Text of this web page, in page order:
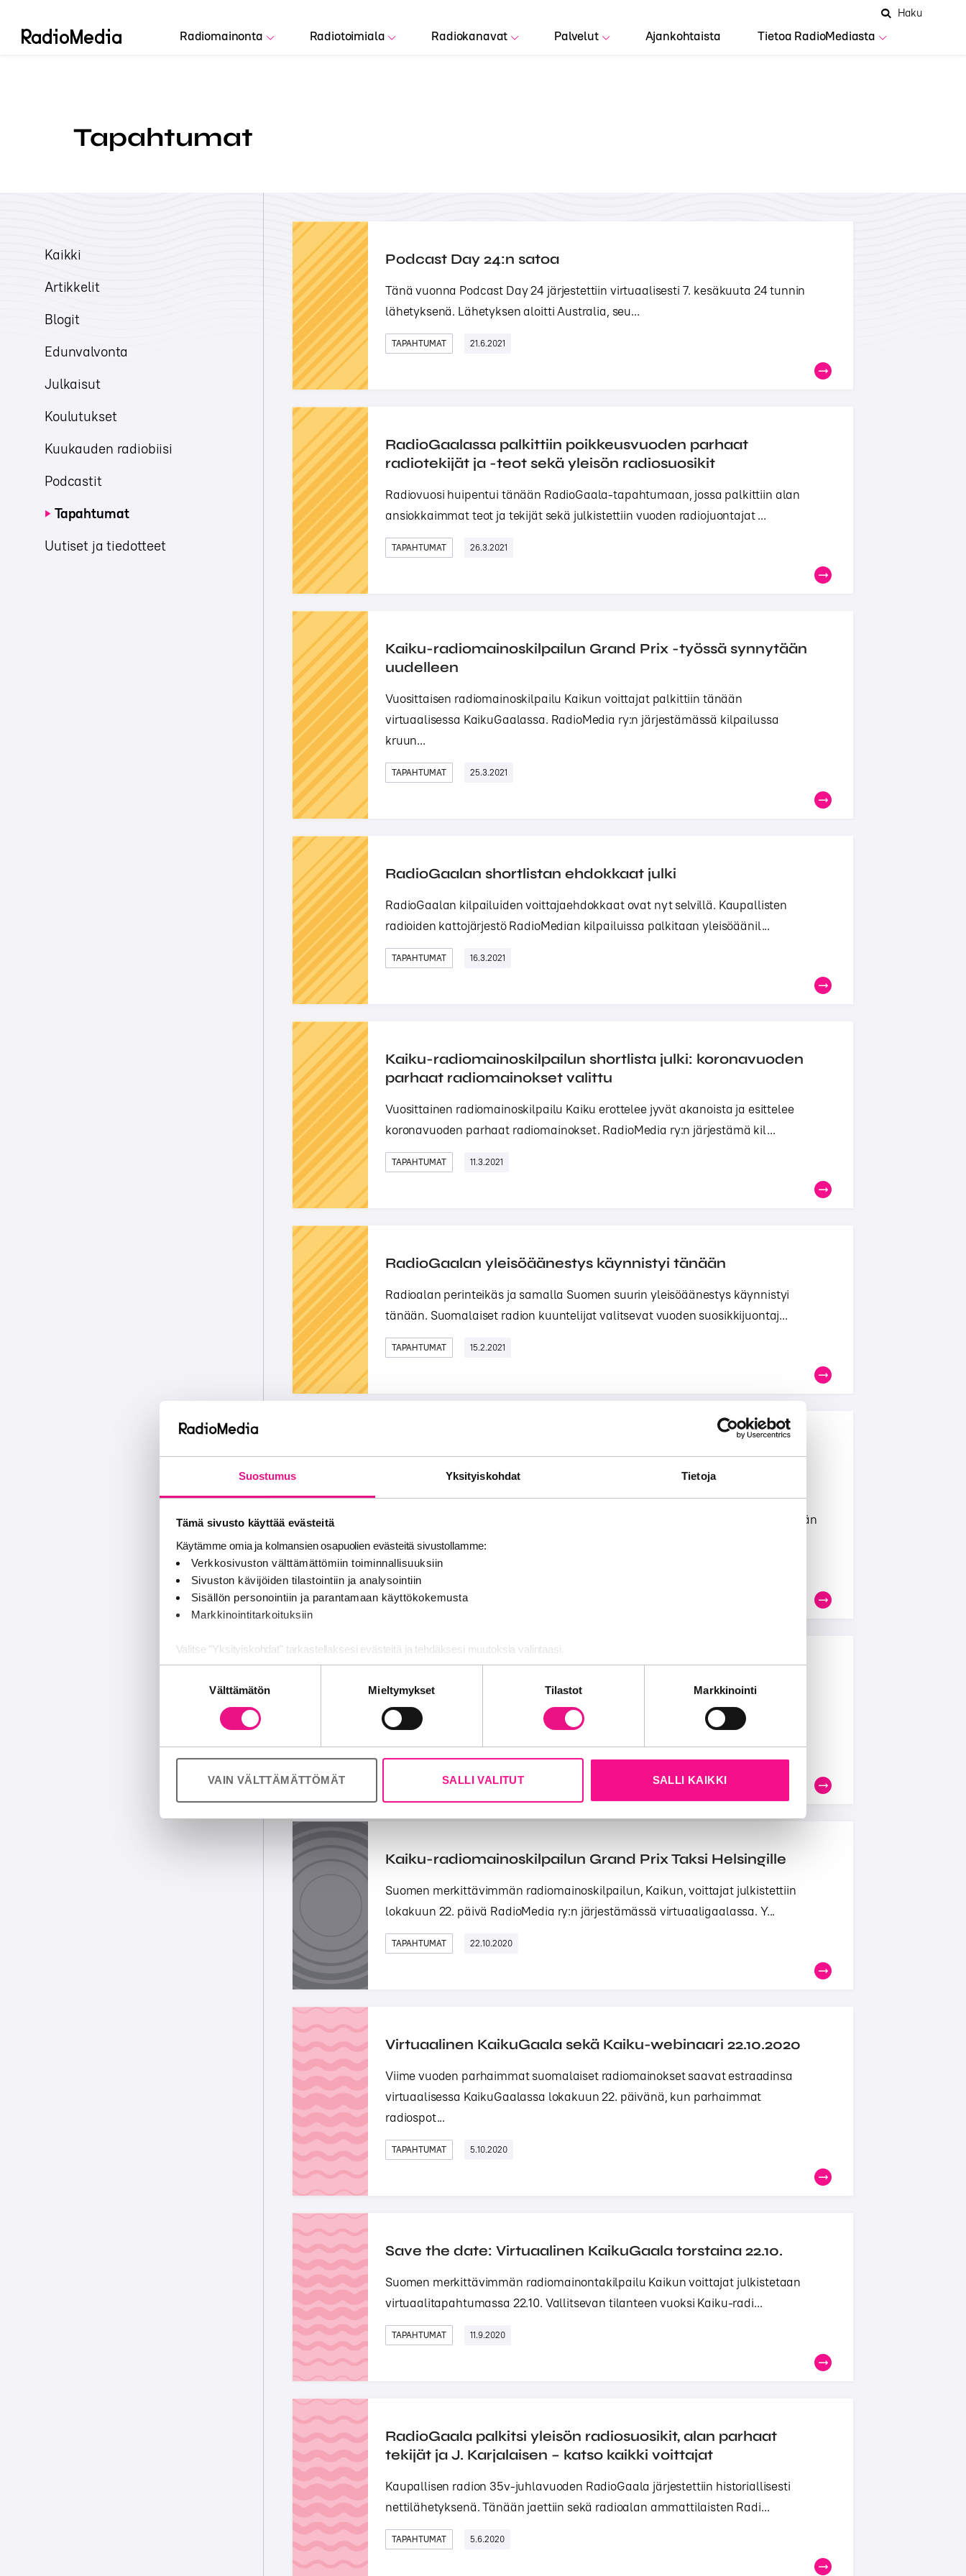
Suostumus Yksityiskohdat Tietoja
Tämä sivusto käyttää evästeitä
Käytämme omia ja kolmansien osapuolien evästeitä sivustollamme:
Verkkosivuston välttämättömiin toiminnallisuuksiin
Sivuston kävijöiden tilastointiin ja analysointiin
Sisällön personointiin ja parantamaan käyttökokemusta
Markkinointitarkoituksiin
Valitse "Yksityiskohdat" tarkastellaksesi evästeitä ja tehdäksesi muutoksia valintaasi.
Jaamme sosiaalisen median, mainosalan ja analytiikka-alan kumppaneillemme tietoja siitä, miten käytät sivustoamme.
palvelujaan (esim. Google).
Välttämätön Mieltymykset Tilastot Markkinointi
VAIN VÄLTTÄMÄTTÖMÄT SALLI VALITUT SALLI KAIKKI
Radiomainonta Radiotoimiala Radiokanavat Palvelut Ajankohtaista Tietoa RadioMediasta
AvaaHaku
Hae
Tapahtumat
Kaikki
Artikkelit
Blogit
Edunvalvonta
Julkaisut
Koulutukset
Kuukauden radiobiisi
Podcastit
Tapahtumat
Uutiset ja tiedotteet
Podcast Day 24:n satoa
Tänä vuonna Podcast Day 24 järjestettiin virtuaalisesti 7. kesäkuuta 24 tunnin
lähetyksenä. Lähetyksen aloitti Australia, seu...
TAPAHTUMAT 21.6.2021
RadioGaalassa palkittiin poikkeusvuoden parhaat
radiotekijät ja -teot sekä yleisön radiosuosikit
Radiovuosi huipentui tänään RadioGaala-tapahtumaan, jossa palkittiin alan
ansiokkaimmat teot ja tekijät sekä julkistettiin vuoden radiojuontajat ...
TAPAHTUMAT 26.3.2021
Kaiku-radiomainoskilpailun Grand Prix -työssä synnytään
uudelleen
Vuosittaisen radiomainoskilpailu Kaikun voittajat palkittiin tänään
virtuaalisessa KaikuGaalassa. RadioMedia ry:n järjestämässä kilpailussa
kruun...
TAPAHTUMAT 25.3.2021
RadioGaalan shortlistan ehdokkaat julki
RadioGaalan kilpailuiden voittajaehdokkaat ovat nyt selvillä. Kaupallisten
radioiden kattojärjestö RadioMedian kilpailuissa palkitaan yleisöäänil...
TAPAHTUMAT 16.3.2021
Kaiku-radiomainoskilpailun shortlista julki: koronavuoden
parhaat radiomainokset valittu
Vuosittainen radiomainoskilpailu Kaiku erottelee jyvät akanoista ja esittelee
koronavuoden parhaat radiomainokset. RadioMedia ry:n järjestämä kil...
TAPAHTUMAT 11.3.2021
RadioGaalan yleisöäänestys käynnistyi tänään
Radioalan perinteikäs ja samalla Suomen suurin yleisöäänestys käynnistyi
tänään. Suomalaiset radion kuuntelijat valitsevat vuoden suosikkijuontaj...
TAPAHTUMAT 15.2.2021
Bauer Median radiokanavan Iskelmän järjestämä Iskelmä Gaala oli
artistitulokas BEHMin juhlaa. Uuteen tähteen rakastunut radiokanava Iskelmän
ylei...
Maamme parhaat radiomainokset palkitaan Kaiku-radiomainoskilpailussa.
Kaiku-kilpailuun ilmoittautuminen on nyt alkanut. Kaiku on Suomen merkit...
TAPAHTUMAT 14.12.2020
Kaiku-radiomainoskilpailun Grand Prix Taksi Helsingille
Suomen merkittävimmän radiomainoskilpailun, Kaikun, voittajat julkistettiin
lokakuun 22. päivä RadioMedia ry:n järjestämässä virtuaaligaalassa. Y...
TAPAHTUMAT 22.10.2020
Virtuaalinen KaikuGaala sekä Kaiku-webinaari 22.10.2020
Viime vuoden parhaimmat suomalaiset radiomainokset saavat estraadinsa
virtuaalisessa KaikuGaalassa lokakuun 22. päivänä, kun parhaimmat
radiospot...
TAPAHTUMAT 5.10.2020
Save the date: Virtuaalinen KaikuGaala torstaina 22.10.
Suomen merkittävimmän radiomainontakilpailu Kaikun voittajat julkistetaan
virtuaalitapahtumassa 22.10. Vallitsevan tilanteen vuoksi Kaiku-radi...
TAPAHTUMAT 11.9.2020
RadioGaala palkitsi yleisön radiosuosikit, alan parhaat
tekijät ja J. Karjalaisen – katso kaikki voittajat
Kaupallisen radion 35v-juhlavuoden RadioGaala järjestettiin historiallisesti
nettilähetyksenä. Tänään jaettiin sekä radioalan ammattilaisten Radi...
TAPAHTUMAT 5.6.2020